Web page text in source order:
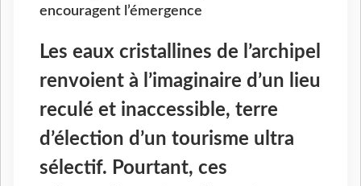
encouragent l’émergence
Les eaux cristallines de l’archipel
renvoient à l’imaginaire d’un lieu
reculé et inaccessible, terre
d’élection d’un tourisme ultra
sélectif. Pourtant, ces